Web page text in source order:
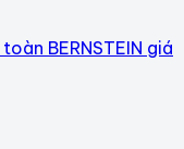
BERNSTEIN giá